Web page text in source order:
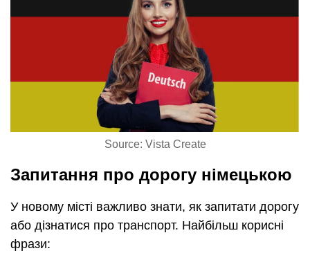
Source: Vista Create
Запитання про дорогу німецькою
У новому місті важливо знати, як запитати дорогу
або дізнатися про транспорт. Найбільш корисні
фрази: